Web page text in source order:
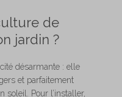
de
jardin ?
désarmante : elle
et parfaitement
soleil. Pour l’installer,